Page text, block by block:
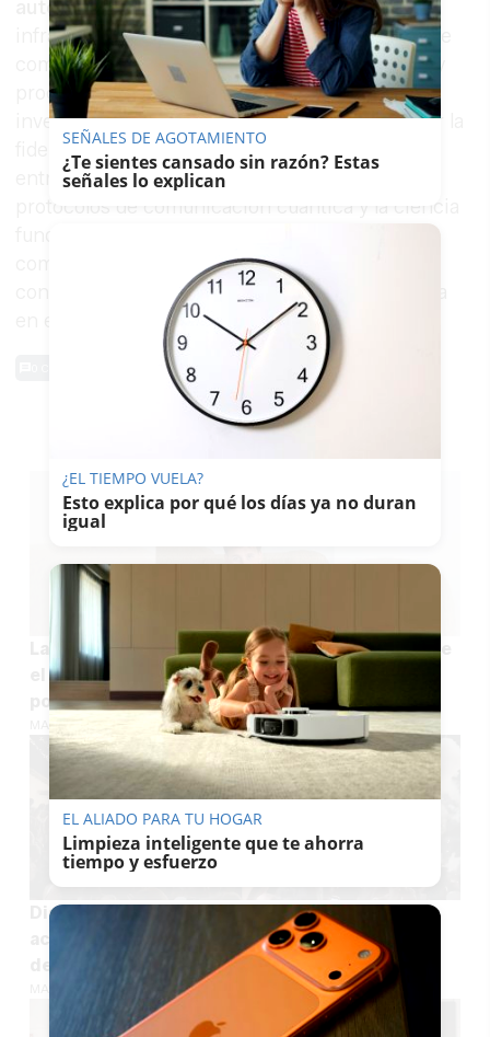
autónomo, son compatibles tanto con la
infraestructura de telecomunicaciones existente
como con los dispositivos de almacenamiento y
procesamiento cuántico emergentes. Los
investigadores los están utilizando para mejorar la
fidelidad y la tasa de distribución de
entrelazamiento, con énfasis en los complejos
protocolos de comunicación cuántica y la ciencia
comenzando a sentar las bases para la
construcción de una red cuántica metropolitana
en el área de Chicago", dijo Spentzouris.
TE PUEDE INTERESAR
La reflexión viral de un influencer sevillano ante
el eclipse: "Hay que estudiar un máster para
poder verlo"
MARÍA CRISOL
Disfrutan de un espectáculo pirotécnico y
acaban heridos: 27 afectados y 11 en la Unidad
MARÍA CRISOL
SEÑALES DE AGOTAMIENTO
¿Te sientes cansado sin razón? Estas
señales lo explican
¿EL TIEMPO VUELA?
Esto explica por qué los días ya no duran
igual
EL ALIADO PARA TU HOGAR
Limpieza inteligente que te ahorra
tiempo y esfuerzo